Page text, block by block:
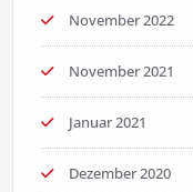
November 2022
November 2021
Januar 2021
Dezember 2020